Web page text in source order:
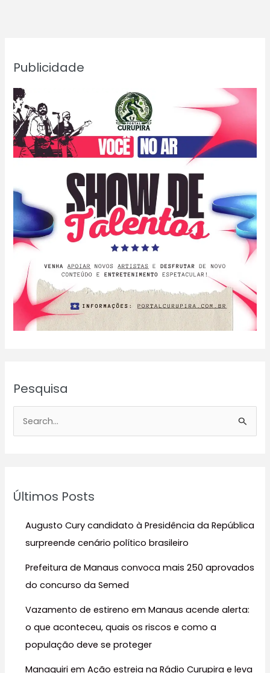
Publicidade
Pesquisa
iÚltimos Posts
Augusto Cury candidato à Presidência da República
surpreende cenário político brasileiro
Prefeitura de Manaus convoca mais 250 aprovados
do concurso da Semed
Vazamento de estireno em Manaus acende alerta:
o que aconteceu, quais os riscos e como a
população deve se proteger
Manaquiri em Ação estreia na Rádio Curupira e leva